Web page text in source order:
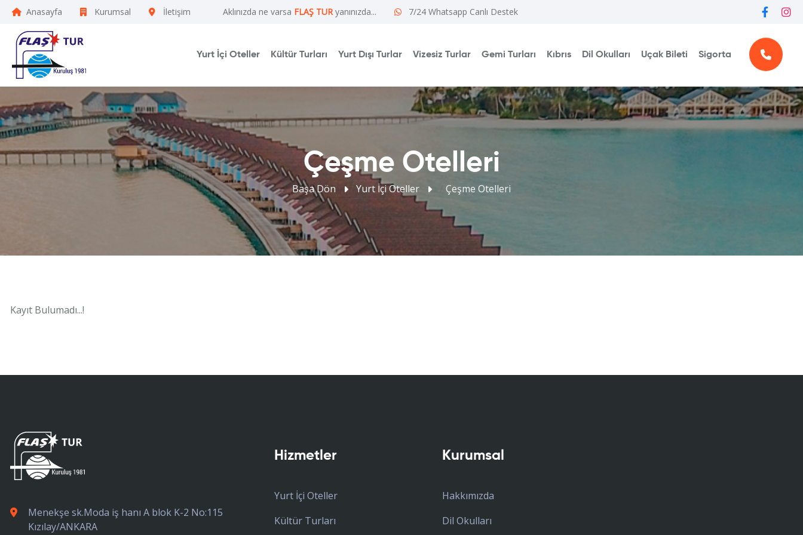
Anasayfa Kurumsal İletişim Aklınızda ne varsa FLAŞ TURyanınızda... 7/24 Whatsapp Canlı Destek
Yurt İçi Oteller Kültür Turları Yurt Dışı Turlar Vizesiz Turlar Gemi Turları Kıbrıs Dil Okulları Uçak Bileti Sigorta
Çeşme Otelleri
Başa Dön Yurt İçi Oteller Çeşme Otelleri
Kayıt Bulumadı...!
Menekşe sk.Moda iş hanı A blok K-2 No:115
Kızılay/ANKARA
Hizmetler
Yurt İçi Oteller
Kültür Turları
Kurumsal
Hakkımızda
Dil Okulları